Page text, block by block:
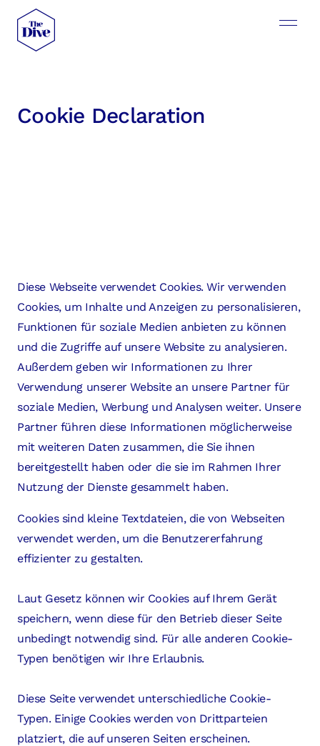
Cookie Declaration
Diese Webseite verwendet Cookies. Wir verwenden
Cookies, um Inhalte und Anzeigen zu personalisieren,
Funktionen für soziale Medien anbieten zu können
und die Zugriffe auf unsere Website zu analysieren.
Außerdem geben wir Informationen zu Ihrer
Verwendung unserer Website an unsere Partner für
soziale Medien, Werbung und Analysen weiter. Unsere
Partner führen diese Informationen möglicherweise
mit weiteren Daten zusammen, die Sie ihnen
bereitgestellt haben oder die sie im Rahmen Ihrer
Nutzung der Dienste gesammelt haben.
Cookies sind kleine Textdateien, die von Webseiten
verwendet werden, um die Benutzererfahrung
effizienter zu gestalten.
Laut Gesetz können wir Cookies auf Ihrem Gerät
speichern, wenn diese für den Betrieb dieser Seite
unbedingt notwendig sind. Für alle anderen Cookie-
Typen benötigen wir Ihre Erlaubnis.
Diese Seite verwendet unterschiedliche Cookie-
Typen. Einige Cookies werden von Drittparteien
platziert, die auf unseren Seiten erscheinen.